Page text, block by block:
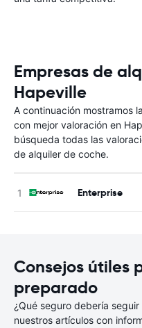
Empresas de
Hapeville
A continuación mostramos
con mejor valoración en
búsqueda todas las
de alquiler de coche.
Enterprise
Consejos útiles
preparado
¿Qué seguro debería
nuestros artículos con